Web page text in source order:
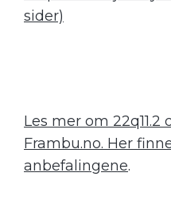
sider)
Les mer om
Frambu.no. Her
anbefalingene.